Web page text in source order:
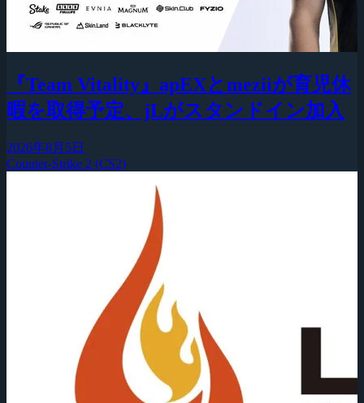
『Team Vitality』apEXとmeziiが育児休
暇を取得予定、jLがスタンドイン加入
2026年8月5日
Counter-Strike 2 (CS2)